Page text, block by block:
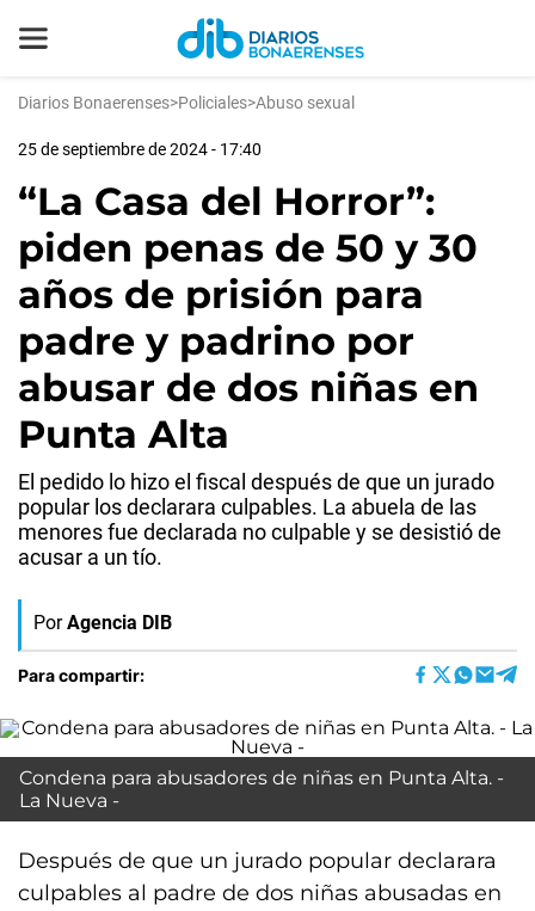
Diarios Bonaerenses>Policiales>Abuso sexual
25 de septiembre de 2024 - 17:40
“La Casa del Horror”:
piden penas de 50 y 30
años de prisión para
padre y padrino por
abusar de dos niñas en
Punta Alta
El pedido lo hizo el fiscal después de que un jurado
popular los declarara culpables. La abuela de las
menores fue declarada no culpable y se desistió de
acusar a un tío.
Por Agencia DIB
Para compartir:
Condena para abusadores de niñas en Punta Alta. -
La Nueva -
Después de que un jurado popular declarara
culpables al padre de dos niñas abusadas en